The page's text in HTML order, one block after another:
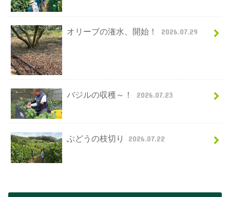
オリーブの潅水、開始！ 2026.07.29
バジルの収穫～！ 2026.07.23
ぶどうの枝切り 2026.07.22